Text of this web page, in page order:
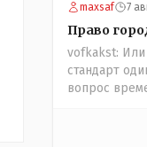
том что и
были бы
обычно,
на важных
не
maxsaf 7
Право
vofkakst: Или
стандарт
вопрос